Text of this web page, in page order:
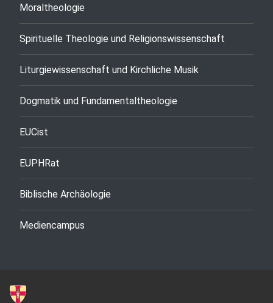
Moraltheologie
Spirituelle Theologie und Religionswissenschaft
Liturgiewissenschaft und Kirchliche Musik
Dogmatik und Fundamentaltheologie
EUCist
EUPHRat
Biblische Archäologie
Mediencampus